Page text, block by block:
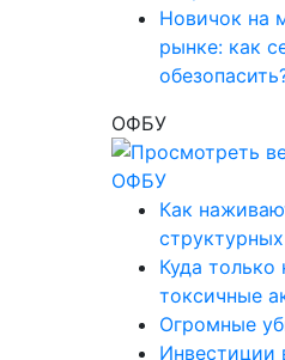
Новичок на
рынке: как
ОФБУ
Как
Куда только
токсичные
Огромные
Инвестиции